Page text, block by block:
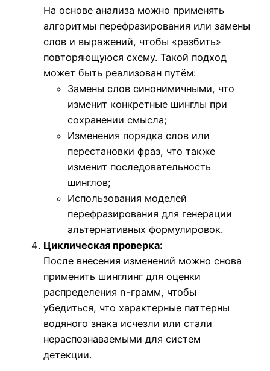
На основе анализа можно применять
алгоритмы перефразирования или замены
слов и выражений, чтобы «разбить»
повторяющуюся схему. Такой подход
может быть реализован путём:
Замены слов синонимичными, что
изменит конкретные шинглы при
сохранении смысла;
Изменения порядка слов или
перестановки фраз, что также
изменит последовательность
шинглов;
Использования моделей
перефразирования для генерации
альтернативных формулировок.
Циклическая проверка:
После внесения изменений можно снова
применить шинглинг для оценки
распределения n-грамм, чтобы
убедиться, что характерные паттерны
водяного знака исчезли или стали
нераспознаваемыми для систем
детекции.